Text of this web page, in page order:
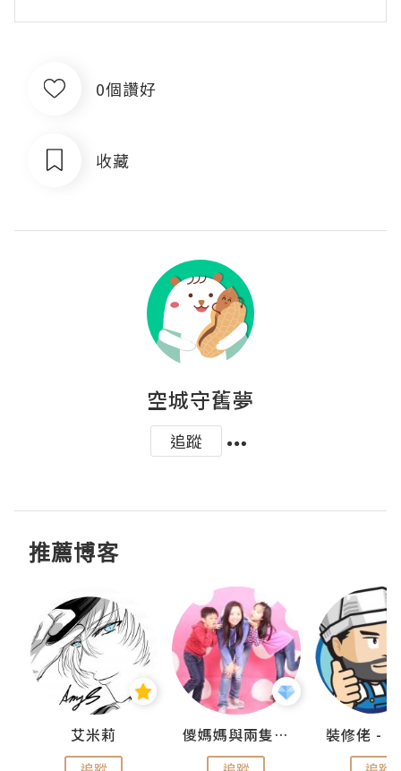
0個讚好
收藏
空城守舊夢
追蹤
推薦博客
艾米莉 儍媽媽與兩隻小魔怪之家